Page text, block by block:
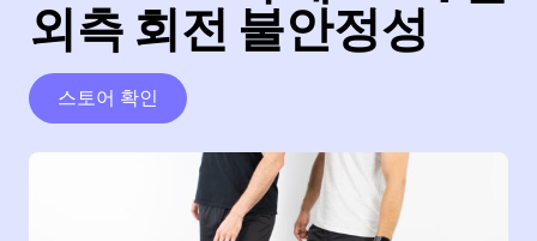
외측 회전 불안정성
스토어 확인